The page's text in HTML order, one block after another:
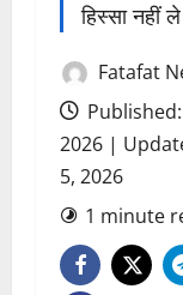
हिस्सा नहीं
Fatafat
2026 |
5, 2026
1 minute